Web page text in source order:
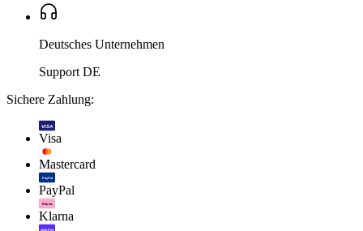
Deutsches Unternehmen
Support DE
Sichere Zahlung:
VISA
Visa
Mastercard
PayPal
PayPal
Klarna.
Klarna